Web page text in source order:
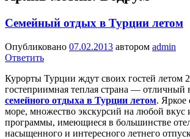
Семейный отдых в Турции летом
Опубликовано 07.02.2013 автором admin
Ответить
Курорты Турции ждут своих гостей летом
гостеприимная теплая страна — отличный
семейного отдыха в Турции летом. Яркое
море, множество экскурсий на любой
программы, имеющиеся в большинстве
насыщенного и интересного летнего